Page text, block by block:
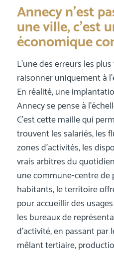
Annecy n’est
une ville, c’est
économique
L’une des erreurs les
raisonner uniquement à
En réalité, une
Annecy se pense à
C’est cette maille qui
trouvent les salariés, les
zones d’activités, les
vrais arbitres du
une commune-centre de
habitants, le territoire
pour accueillir des
les bureaux de
d’activité, en passant par
mêlant tertiaire,